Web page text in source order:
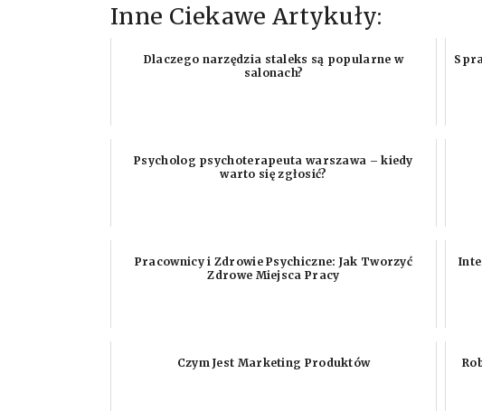
Inne Ciekawe Artykuły:
Dlaczego narzędzia staleks są popularne w
salonach?
Psycholog psychoterapeuta warszawa – kiedy
warto się zgłosić?
Pracownicy i Zdrowie Psychiczne: Jak Tworzyć
Zdrowe Miejsca Pracy
Czym Jest Marketing Produktów